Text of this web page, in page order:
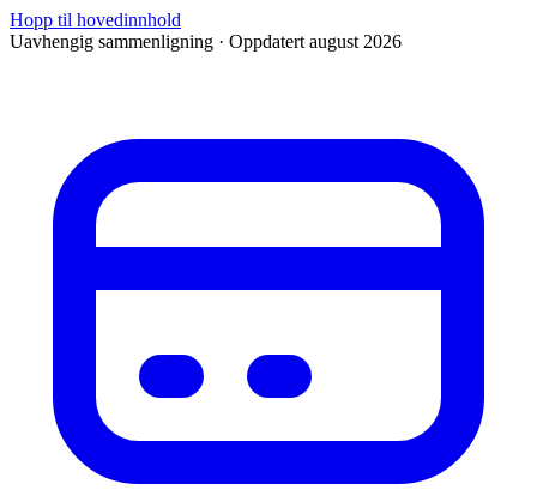
Hopp til hovedinnhold
Uavhengig sammenligning · Oppdatert august 2026